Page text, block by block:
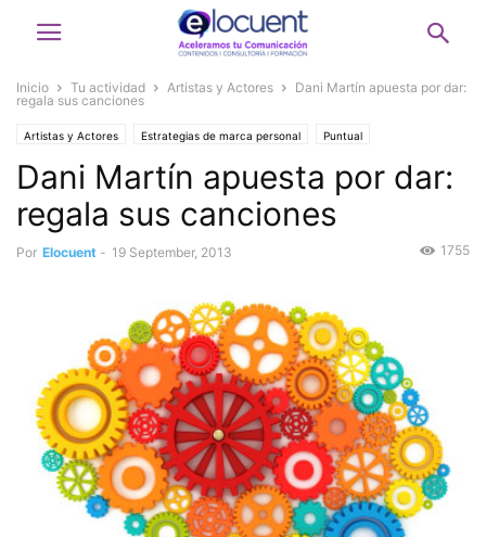
Inicio Tu actividad Artistas y Actores
Dani Martín apuesta por dar:
regala sus canciones
Artistas y Actores Estrategias de marca personal Puntual
Dani Martín apuesta por dar:
regala sus canciones
Por Elocuent - 19 September, 2013 1755